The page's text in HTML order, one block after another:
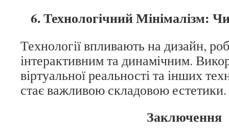
6. Технологічний Мінімалізм:
Технології впливають на дизайн,
інтерактивним та динамічним.
віртуальної реальності та інших
стає важливою складовою естетики.
Заключення